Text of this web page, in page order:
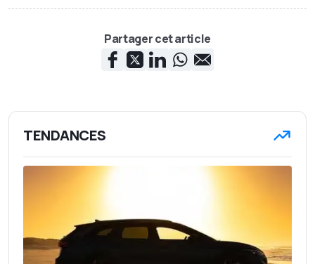
Partager cet article
TENDANCES